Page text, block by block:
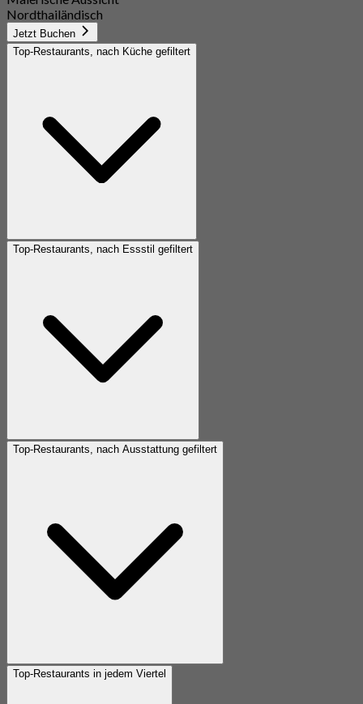
Nordthailändisch
Jetzt Buchen
Top-Restaurants, nach Küche gefiltert
Top-Restaurants, nach Essstil gefiltert
Top-Restaurants, nach Ausstattung gefiltert
Top-Restaurants in jedem Viertel